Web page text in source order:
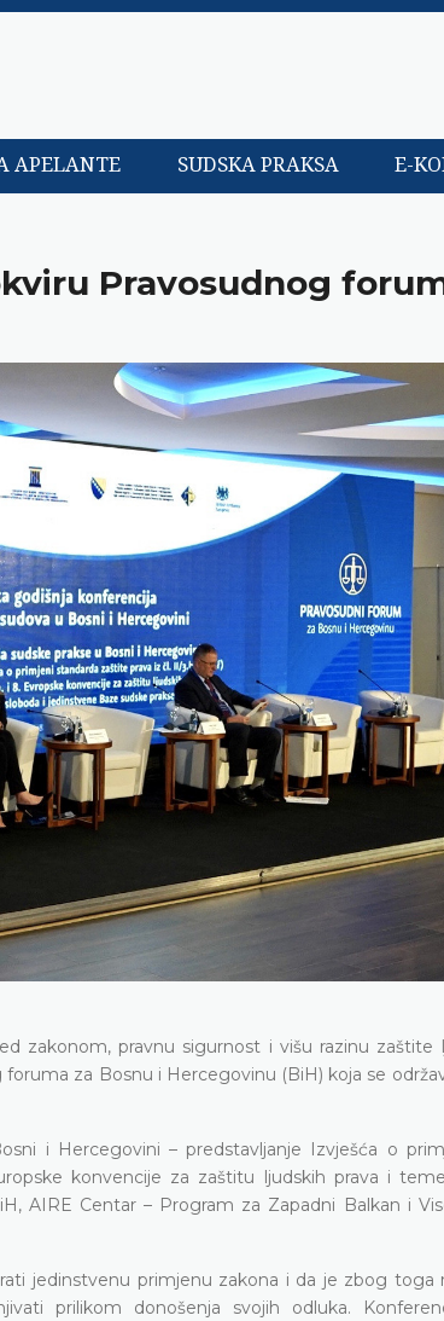
APELANTE SUDSKA PRAKSA E-
Pravosudnog
zakonom, pravnu sigurnost i višu razinu zaštite
za Bosnu i Hercegovinu (BiH) koja se
i Hercegovini – predstavljanje Izvješća o
konvencije za zaštitu ljudskih prava i
AIRE Centar – Program za Zapadni Balkan i
jedinstvenu primjenu zakona i da je zbog toga
prilikom donošenja svojih odluka.